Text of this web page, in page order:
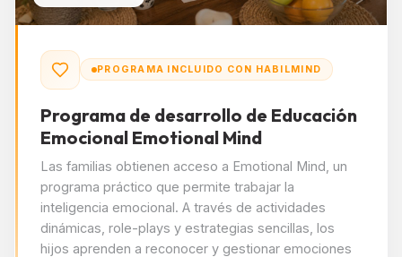
PROGRAMA INCLUIDO CON HABILMIND
Programa de desarrollo de Educación
Emocional Emotional Mind
Las familias obtienen acceso a Emotional Mind, un
programa práctico que permite trabajar la
inteligencia emocional. A través de actividades
dinámicas, role-plays y estrategias sencillas, los
hijos aprenden a reconocer y gestionar emociones